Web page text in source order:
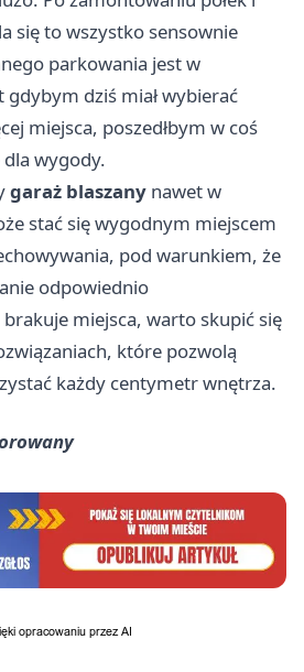
się to wszystko sensownie
parkowania jest w
dziś miał wybierać
miejsca, poszedłbym w coś
dla wygody.
garaż blaszany nawet w
stać się wygodnym miejscem
pod warunkiem, że
odpowiednio
miejsca, warto skupić się
które pozwolą
każdy centymetr wnętrza.